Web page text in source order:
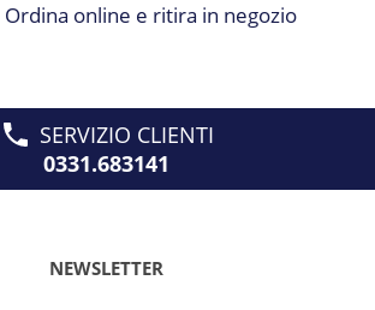
Ordina online e ritira in negozio
SERVIZIO CLIENTI
0331.683141
NEWSLETTER